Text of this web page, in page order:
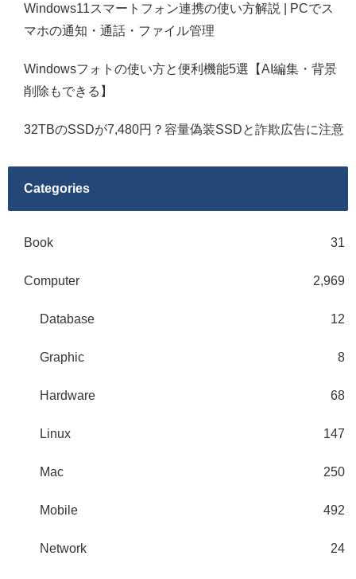
Windows11スマートフォン連携の使い方解説 | PCでス
マホの通知・通話・ファイル管理
Windowsフォトの使い方と便利機能5選【AI編集・背景
削除もできる】
32TBのSSDが7,480円？容量偽装SSDと詐欺広告に注意
Categories
Book 31
Computer 2,969
Database 12
Graphic 8
Hardware 68
Linux 147
Mac 250
Mobile 492
Network 24